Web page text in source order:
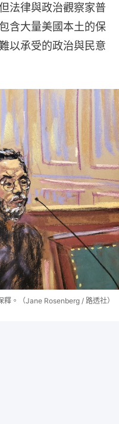
法律與政治觀察家普
含大量美國本土的保
以承受的政治與民意
。（Jane Rosenberg / 路透社）